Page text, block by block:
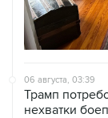
06 августа, 03:39
Трамп
нехватки